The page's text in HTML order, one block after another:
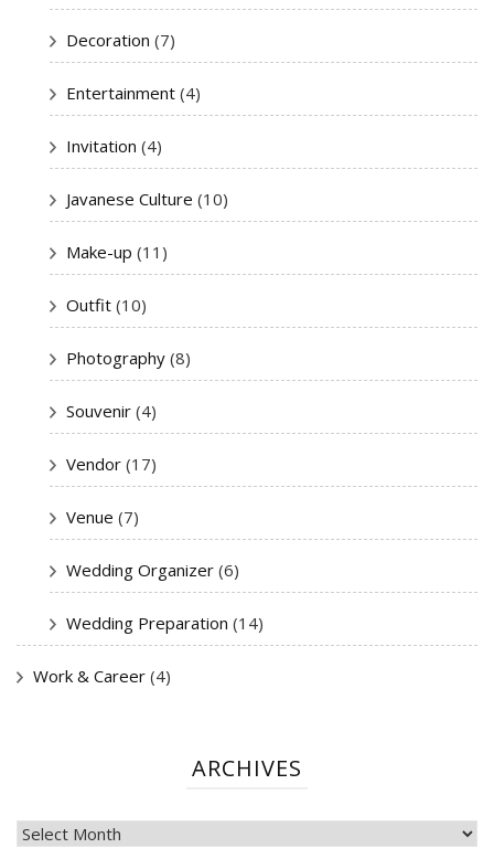
Decoration (7)
Entertainment (4)
Invitation (4)
Javanese Culture (10)
Make-up (11)
Outfit (10)
Photography (8)
Souvenir (4)
Vendor (17)
Venue (7)
Wedding Organizer (6)
Wedding Preparation (14)
Work & Career (4)
ARCHIVES
ARCHIVES